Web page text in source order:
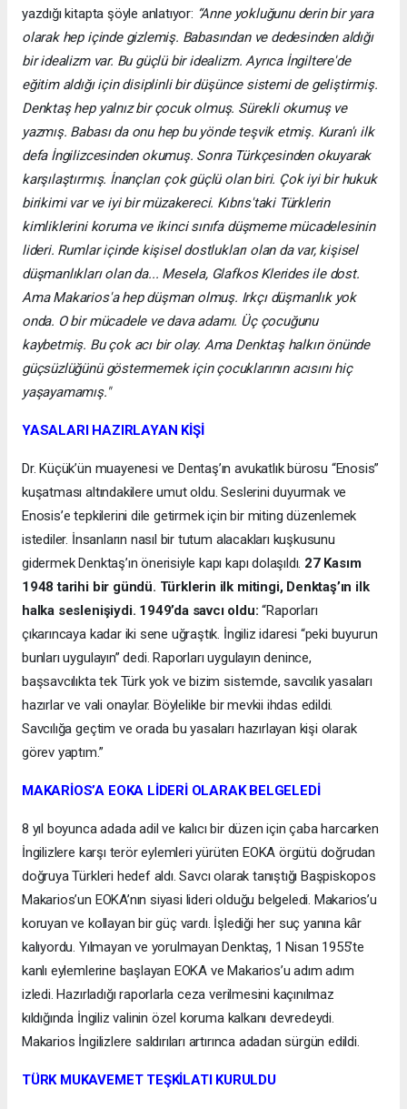
yazdığı kitapta şöyle anlatıyor: “Anne yokluğunu derin bir yara
olarak hep içinde gizlemiş. Babasından ve dedesinden aldığı
bir idealizm var. Bu güçlü bir idealizm. Ayrıca İngiltere'de
eğitim aldığı için disiplinli bir düşünce sistemi de geliştirmiş.
Denktaş hep yalnız bir çocuk olmuş. Sürekli okumuş ve
yazmış. Babası da onu hep bu yönde teşvik etmiş. Kuran'ı ilk
defa İngilizcesinden okumuş. Sonra Türkçesinden okuyarak
karşılaştırmış. İnançları çok güçlü olan biri. Çok iyi bir hukuk
birikimi var ve iyi bir müzakereci. Kıbrıs'taki Türklerin
kimliklerini koruma ve ikinci sınıfa düşmeme mücadelesinin
lideri. Rumlar içinde kişisel dostlukları olan da var, kişisel
düşmanlıkları olan da... Mesela, Glafkos Klerides ile dost.
Ama Makarios'a hep düşman olmuş. Irkçı düşmanlık yok
onda. O bir mücadele ve dava adamı. Üç çocuğunu
kaybetmiş. Bu çok acı bir olay. Ama Denktaş halkın önünde
güçsüzlüğünü göstermemek için çocuklarının acısını hiç
yaşayamamış."
YASALARI HAZIRLAYAN KİŞİ
Dr. Küçük’ün muayenesi ve Dentaş’ın avukatlık bürosu “Enosis”
kuşatması altındakilere umut oldu. Seslerini duyurmak ve
Enosis’e tepkilerini dile getirmek için bir miting düzenlemek
istediler. İnsanların nasıl bir tutum alacakları kuşkusunu
gidermek Denktaş’ın önerisiyle kapı kapı dolaşıldı. 27 Kasım
1948 tarihi bir gündü. Türklerin ilk mitingi, Denktaş’ın ilk
halka seslenişiydi. 1949’da savcı oldu:“Raporları
çıkarıncaya kadar iki sene uğraştık. İngiliz idaresi “peki buyurun
bunları uygulayın” dedi. Raporları uygulayın denince,
başsavcılıkta tek Türk yok ve bizim sistemde, savcılık yasaları
hazırlar ve vali onaylar. Böylelikle bir mevkii ihdas edildi.
Savcılığa geçtim ve orada bu yasaları hazırlayan kişi olarak
görev yaptım.”
MAKARİOS’A EOKA LİDERİ OLARAK BELGELEDİ
8 yıl boyunca adada adil ve kalıcı bir düzen için çaba harcarken
İngilizlere karşı terör eylemleri yürüten EOKA örgütü doğrudan
doğruya Türkleri hedef aldı. Savcı olarak tanıştığı Başpiskopos
Makarios’un EOKA’nın siyasi lideri olduğu belgeledi. Makarios’u
koruyan ve kollayan bir güç vardı. İşlediği her suç yanına kâr
kalıyordu. Yılmayan ve yorulmayan Denktaş, 1 Nisan 1955’te
kanlı eylemlerine başlayan EOKA ve Makarios’u adım adım
izledi. Hazırladığı raporlarla ceza verilmesini kaçınılmaz
kıldığında İngiliz valinin özel koruma kalkanı devredeydi.
Makarios İngilizlere saldırıları artırınca adadan sürgün edildi.
TÜRK MUKAVEMET TEŞKİLATI KURULDU